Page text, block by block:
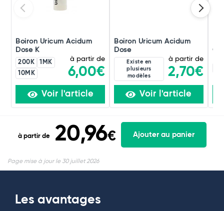
Boiron Uricum Acidum
Dose K
200K
1MK
10MK
à partir de
6,00€
Voir l'article
Boiron Uricum Acidum
Dose
Existe en
plusieurs
modèles
à partir de
2,70€
Voir l'article
à partir de 20,96€ Ajouter au panier
Page mise à jour le 30 juillet 2026
Les avantages